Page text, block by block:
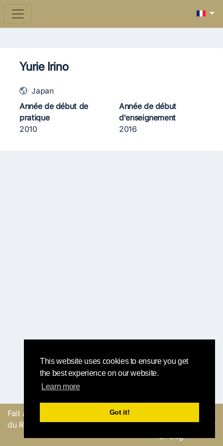
This website uses cookies to ensure you get
the best experience on our website.
Learn more
Got it!
Yurie Irino
Japan
Année de début de
pratique
2010
Année de début
d'enseignement
2016
Fait avec
du Round Robin
commentaire ou Signaler
un bug